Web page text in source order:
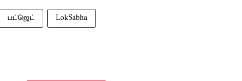
பட்ஜெட் LokSabha